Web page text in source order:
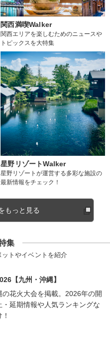
関西満喫Walker
関西エリアを楽しむためのニュースや
トピックスを大特集
星野リゾートWalker
星野リゾートが運営する多彩な施設の
最新情報をチェック！
もっと見る
集
トやイベントを紹介
【九州・沖縄】
の花火大会を掲載。2026年の開
・延期情報や人気ランキングな